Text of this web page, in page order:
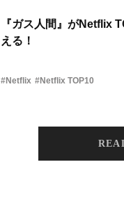
『ガス人間』がNetflix
える！
#Netflix #Netflix TOP10